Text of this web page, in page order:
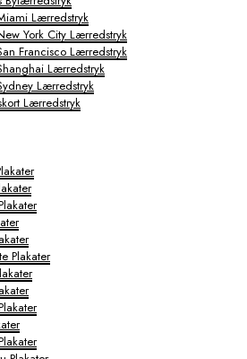
Lærredstryk
York City Lærredstryk
Francisco Lærredstryk
Lærredstryk
Lærredstryk
Lærredstryk
Plakater